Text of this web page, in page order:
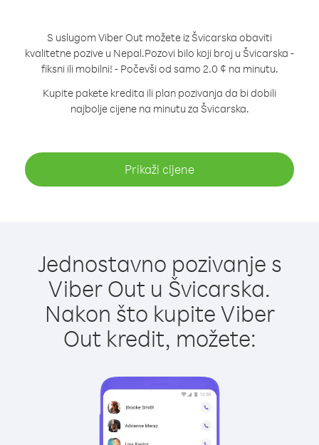
S uslugom Viber Out možete iz Švicarska obaviti
kvalitetne pozive u Nepal.Pozovi bilo koji broj u Švicarska -
fiksni ili mobilni! - Počevši od samo 2.0 ¢ na minutu.
Kupite pakete kredita ili plan pozivanja da bi dobili
najbolje cijene na minutu za Švicarska.
Prikaži cijene
Jednostavno pozivanje s
Viber Out u Švicarska.
Nakon što kupite Viber
Out kredit, možete: